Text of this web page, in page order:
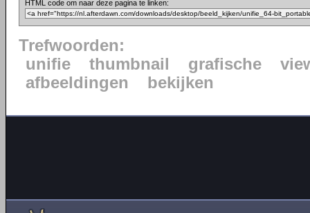
HTML code om naar deze pagina te linken:
Trefwoorden:
unifie
thumbnail grafische
afbeeldingen
bekijken